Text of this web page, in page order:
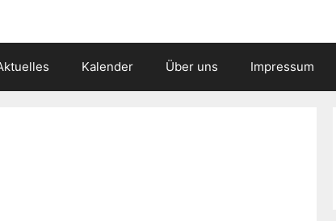
Kalender Über uns Impressum